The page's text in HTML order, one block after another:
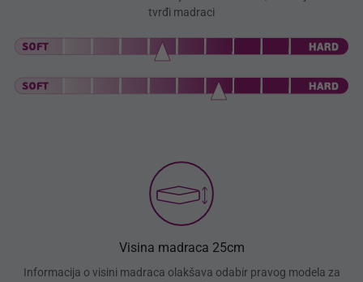
tvrđi madraci
Visina madraca 25cm
Informacija o visini madraca olakšava odabir pravog modela za